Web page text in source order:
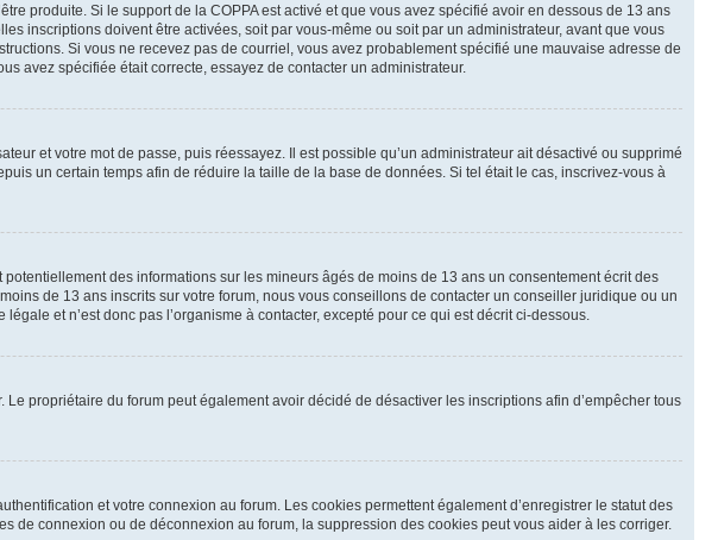
produite. Si le support de la COPPA est activé et que vous avez spécifié avoir en dessous de 13 ans
inscriptions doivent être activées, soit par vous-même ou soit par un administrateur, avant que vous
Si vous ne recevez pas de courriel, vous avez probablement spécifié une mauvaise adresse de
avez spécifiée était correcte, essayez de contacter un administrateur.
et votre mot de passe, puis réessayez. Il est possible qu’un administrateur ait désactivé ou supprimé
un certain temps afin de réduire la taille de la base de données. Si tel était le cas, inscrivez-vous à
des informations sur les mineurs âgés de moins de 13 ans un consentement écrit des
de 13 ans inscrits sur votre forum, nous vous conseillons de contacter un conseiller juridique ou un
et n’est donc pas l’organisme à contacter, excepté pour ce qui est décrit ci-dessous.
propriétaire du forum peut également avoir décidé de désactiver les inscriptions afin d’empêcher tous
et votre connexion au forum. Les cookies permettent également d’enregistrer le statut des
de connexion ou de déconnexion au forum, la suppression des cookies peut vous aider à les corriger.